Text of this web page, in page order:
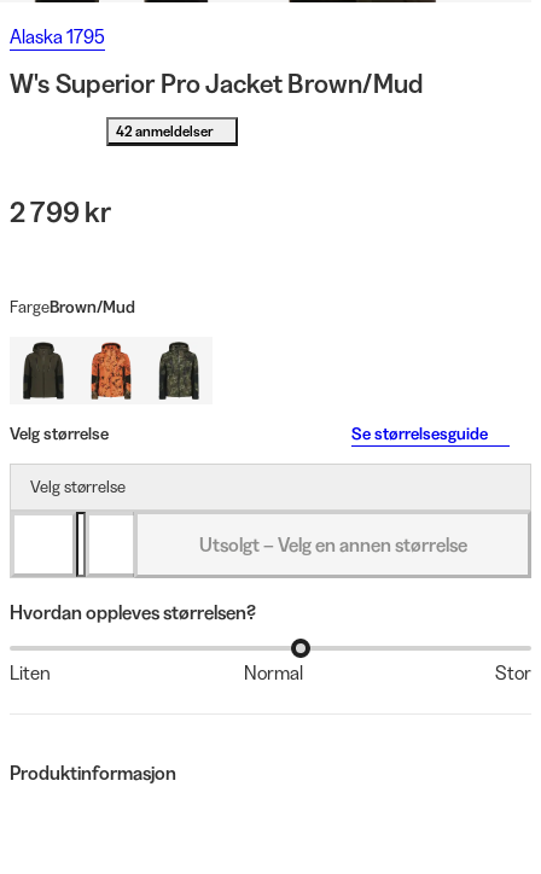
Alaska 1795
W's Superior Pro Jacket Brown/Mud
42 anmeldelser
2 799 kr
FargeBrown/Mud
Velg størrelse Se størrelsesguide
Velg størrelse
Utsolgt – Velg en annen størrelse
Hvordan oppleves størrelsen?
Liten Normal Stor
Produktinformasjon